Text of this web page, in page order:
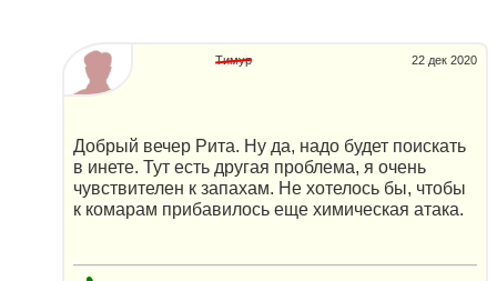
22 дек 2020
Тимур
Добрый вечер Рита. Ну да, надо будет поискать
в инете. Тут есть другая проблема, я очень
чувствителен к запахам. Не хотелось бы, чтобы
к комарам прибавилось еще химическая атака.